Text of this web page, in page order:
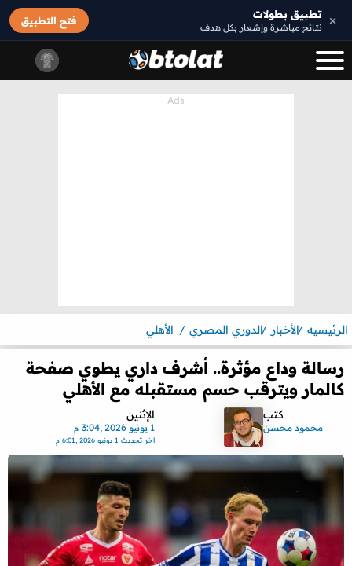
× تطبيق بطولات
نتائج مباشرة وإشعار بكل هدف
فتح التطبيق
الرئيسيه الأخبار الدوري المصري الأهلي
رسالة وداع مؤثرة.. أشرف داري يطوي صفحة
كالمار ويترقب حسم مستقبله مع الأهلي
كتب
محمود محسن
الإثنين
1 يونيو 2026 ,3:04 م
اخر تحديث 1 يونيو 2026 ,6:01 م